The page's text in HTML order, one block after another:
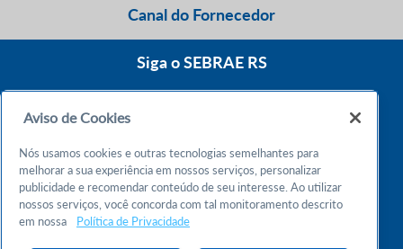
Canal do Fornecedor
Siga o SEBRAE RS
Atendimento 24h
Chame no WhatsApp
Aviso de Cookies
Nós usamos cookies e outras tecnologias semelhantes para
melhorar a sua experiência em nossos serviços, personalizar
publicidade e recomendar conteúdo de seu interesse. Ao utilizar
nossos serviços, você concorda com tal monitoramento descrito
em nossa
Política de Privacidade